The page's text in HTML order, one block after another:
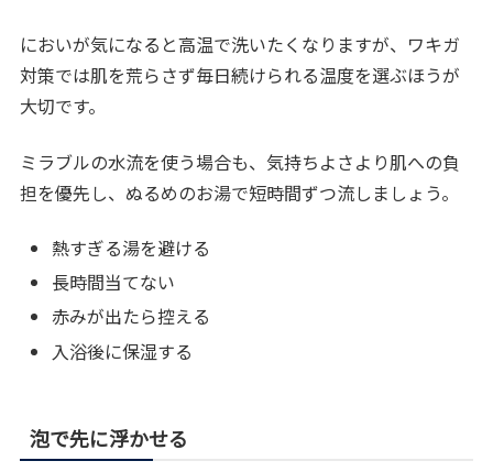
においが気になると高温で洗いたくなりますが、ワキガ
対策では肌を荒らさず毎日続けられる温度を選ぶほうが
大切です。
ミラブルの水流を使う場合も、気持ちよさより肌への負
担を優先し、ぬるめのお湯で短時間ずつ流しましょう。
熱すぎる湯を避ける
長時間当てない
赤みが出たら控える
入浴後に保湿する
泡で先に浮かせる